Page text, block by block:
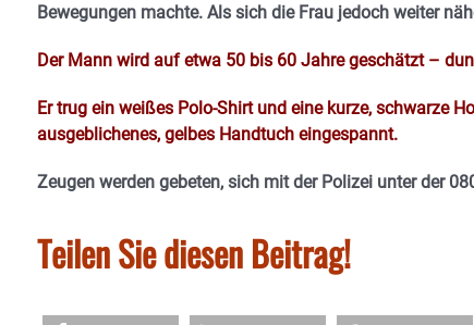
Bewegungen machte. Als sich die Frau jedoch weiter
Der Mann wird auf etwa 50 bis 60 Jahre geschätzt –
Er trug ein weißes Polo-Shirt und eine kurze, schwarze
ausgeblichenes, gelbes Handtuch eingespannt.
Zeugen werden gebeten, sich mit der Polizei unter der
Teilen Sie diesen Beitrag!